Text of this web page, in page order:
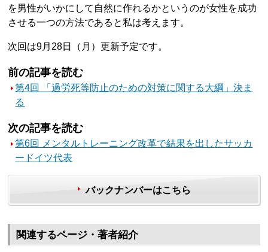
を男性がいかにして自然に作れるかというのが女性を成功
させる一つの方法であると私は考えます。
次回は9月28日（月）更新予定です。
前の記事を読む
第4回 「過労死等防止のための対策に関する大綱」決ま
る
次の記事を読む
第6回 メンタルトレーニング改革で結果を出したサッカ
ードイツ代表
バックナンバーはこちら
関連するページ・著者紹介